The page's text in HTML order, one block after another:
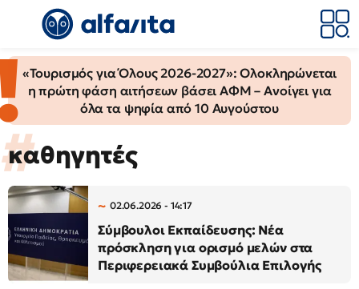
«Τουρισμός για Όλους 2026-2027»: Ολοκληρώνεται
η πρώτη φάση αιτήσεων βάσει ΑΦΜ – Ανοίγει για
όλα τα ψηφία από 10 Αυγούστου
καθηγητές
02.06.2026 - 14:17
Σύμβουλοι Εκπαίδευσης: Νέα
πρόσκληση για ορισμό μελών στα
Περιφερειακά Συμβούλια Επιλογής